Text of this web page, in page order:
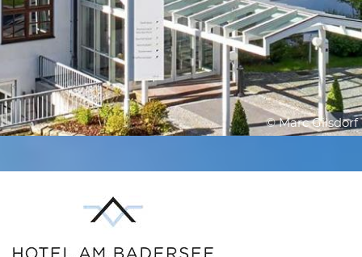
© Marc Gilsdorf